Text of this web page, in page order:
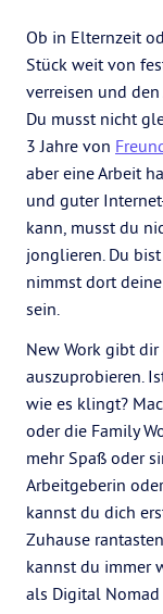
Ob in Elternzeit
Stück weit von
verreisen und
Du musst nicht
3 Jahre von
aber eine Arbeit
und guter
kann, musst du
jonglieren. Du
nimmst dort
sein.
New Work gibt
auszuprobieren.
wie es klingt?
oder die Family
mehr Spaß oder
Arbeitgeberin
kannst du dich
Zuhause
kannst du immer
als Digital